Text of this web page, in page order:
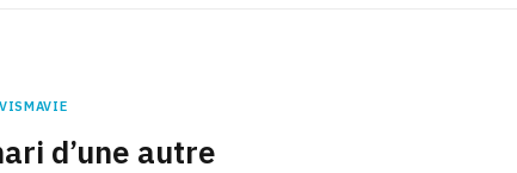
d’une autre